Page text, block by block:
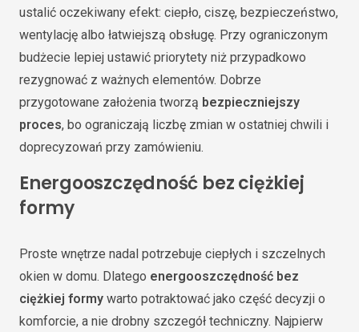
ustalić oczekiwany efekt: ciepło, ciszę, bezpieczeństwo,
wentylację albo łatwiejszą obsługę. Przy ograniczonym
budżecie lepiej ustawić priorytety niż przypadkowo
rezygnować z ważnych elementów. Dobrze
przygotowane założenia tworzą bezpieczniejszy
proces, bo ograniczają liczbę zmian w ostatniej chwili i
doprecyzowań przy zamówieniu.
Energooszczędność bez ciężkiej
formy
Proste wnętrze nadal potrzebuje ciepłych i szczelnych
okien w domu. Dlatego energooszczędność bez
ciężkiej formy warto potraktować jako część decyzji o
komforcie, a nie drobny szczegół techniczny. Najpierw